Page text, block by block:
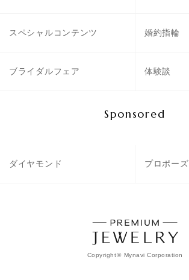
スペシャルコンテンツ 婚約指輪
ブライダルフェア 体験談
Sponsored
ダイヤモンド プロポーズ
Copyright© Mynavi Corporation